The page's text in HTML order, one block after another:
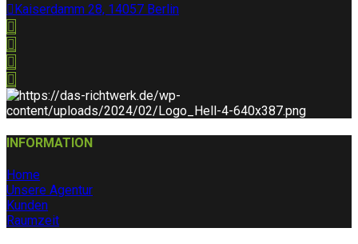
Kaiserdamm 28, 14057 Berlin
INFORMATION
Home
Unsere Agentur
Kunden
Raumzeit